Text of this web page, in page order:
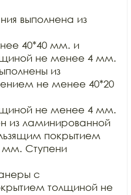
выполнена из
40*40 мм. и
не менее 4 мм.
из
не менее 40*20
не менее 4 мм.
из ламинированной
покрытием
мм. Ступени
с
толщиной не